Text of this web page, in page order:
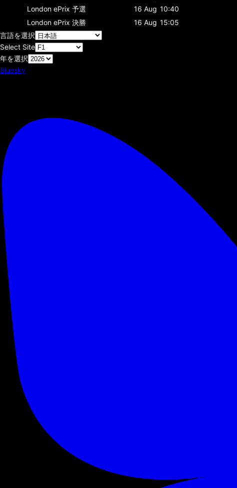
London ePrix 予選 16 Aug 10:40
London ePrix 決勝 16 Aug 15:05
言語を選択
Select Site
年を選択
Bluesky